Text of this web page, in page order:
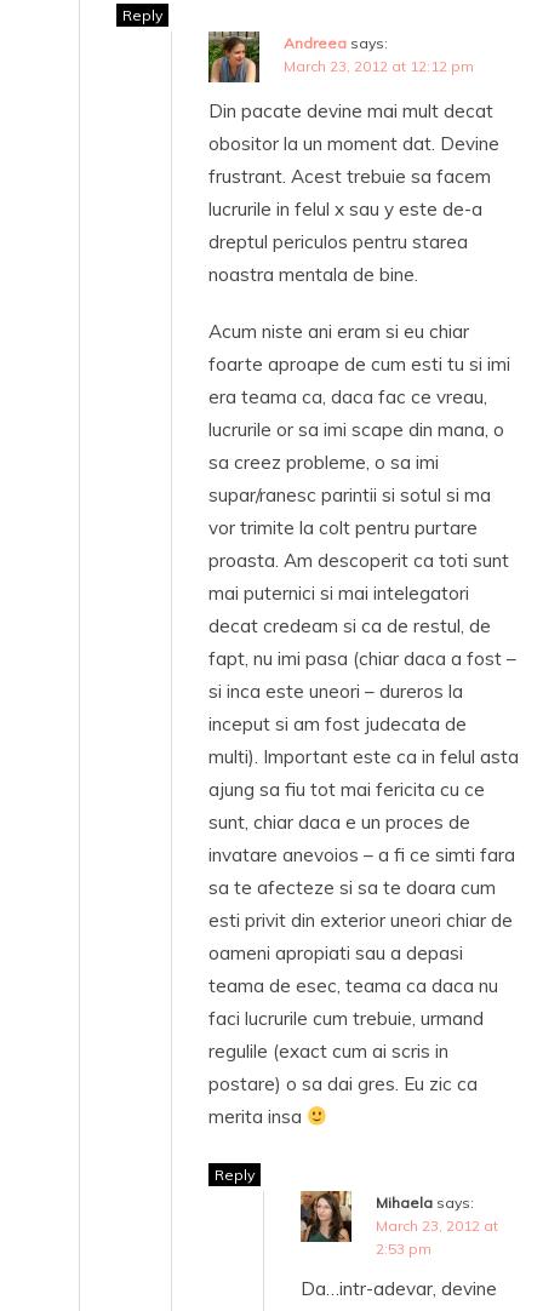
Reply
Andreea says:
March 23, 2012 at 12:12 pm
Din pacate devine mai mult decat
obositor la un moment dat. Devine
frustrant. Acest trebuie sa facem
lucrurile in felul x sau y este de-a
dreptul periculos pentru starea
noastra mentala de bine.
Acum niste ani eram si eu chiar
foarte aproape de cum esti tu si imi
era teama ca, daca fac ce vreau,
lucrurile or sa imi scape din mana, o
sa creez probleme, o sa imi
supar/ranesc parintii si sotul si ma
vor trimite la colt pentru purtare
proasta. Am descoperit ca toti sunt
mai puternici si mai intelegatori
decat credeam si ca de restul, de
fapt, nu imi pasa (chiar daca a fost –
si inca este uneori – dureros la
inceput si am fost judecata de
multi). Important este ca in felul asta
ajung sa fiu tot mai fericita cu ce
sunt, chiar daca e un proces de
invatare anevoios – a fi ce simti fara
sa te afecteze si sa te doara cum
esti privit din exterior uneori chiar de
oameni apropiati sau a depasi
teama de esec, teama ca daca nu
faci lucrurile cum trebuie, urmand
regulile (exact cum ai scris in
postare) o sa dai gres. Eu zic ca
merita insa
Reply
Mihaela says:
March 23, 2012 at
2:53 pm
Da…intr-adevar, devine